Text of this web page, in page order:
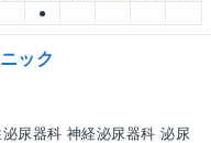
●
ック
尿器科 神経泌尿器科 泌尿